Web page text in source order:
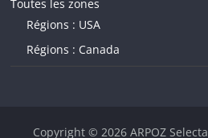
Toutes les zones
Régions : USA
Régions : Canada
Copyright © 2026 ARPOZ Selecta